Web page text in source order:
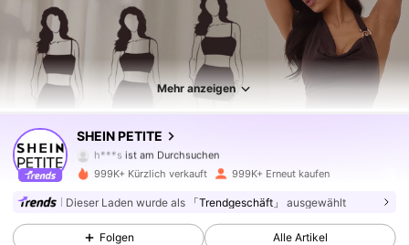
Mehr anzeigen
SHEIN PETITE
4,83
2.3M Follower
4,83 2.3M Follower
999K+ Kürzlich verkauft 999K+ Erneut kaufen
Dieser Laden wurde als 「Trendgeschäft」 ausgewählt
Folgen Alle Artikel